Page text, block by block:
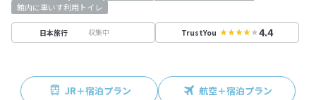
館内に車いす利用トイレ
日本旅行 収集中 TrustYou 4.4
JR＋宿泊プラン 航空＋宿泊プラン